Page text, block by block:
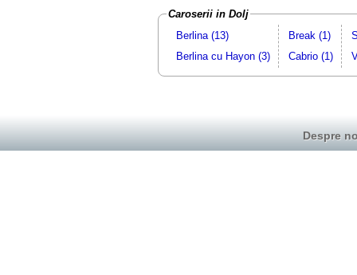
Caroserii in Dolj
Berlina (13)
Berlina cu Hayon (3)
Break (1)
Cabrio (1)
Despre